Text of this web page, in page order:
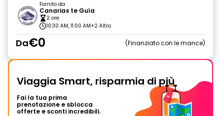
Fornito da
Canarias te Guía
2 ore
10:30 AM, 11:00 AM+2 Altro
Da€0 Finanziato con le mance
Viaggia Smart, risparmia di più
Fai la tua prima
prenotazione e sblocca
offerte e sconti incredibili.